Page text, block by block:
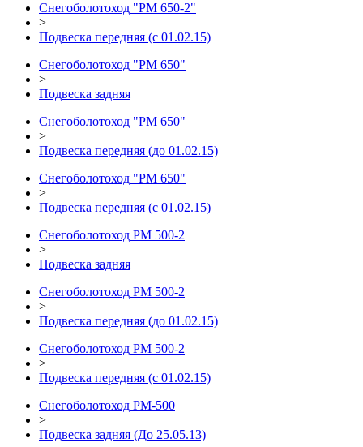
Снегоболотоход "РМ 650-2"
>
Подвеска передняя (с 01.02.15)
Снегоболотоход "РМ 650"
>
Подвеска задняя
Снегоболотоход "РМ 650"
>
Подвеска передняя (до 01.02.15)
Снегоболотоход "РМ 650"
>
Подвеска передняя (с 01.02.15)
Снегоболотоход РМ 500-2
>
Подвеска задняя
Снегоболотоход РМ 500-2
>
Подвеска передняя (до 01.02.15)
Снегоболотоход РМ 500-2
>
Подвеска передняя (с 01.02.15)
Снегоболотоход РМ-500
>
Подвеска задняя (До 25.05.13)